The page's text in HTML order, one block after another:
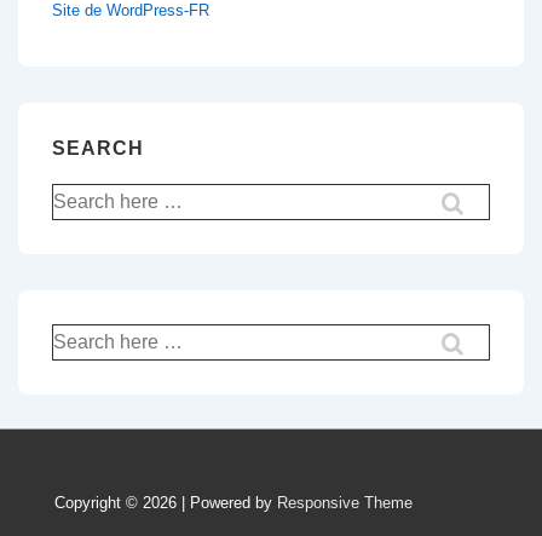
Site de WordPress-FR
SEARCH
Recherche
pour:
Recherche
pour:
Copyright © 2026 | Powered by Responsive Theme